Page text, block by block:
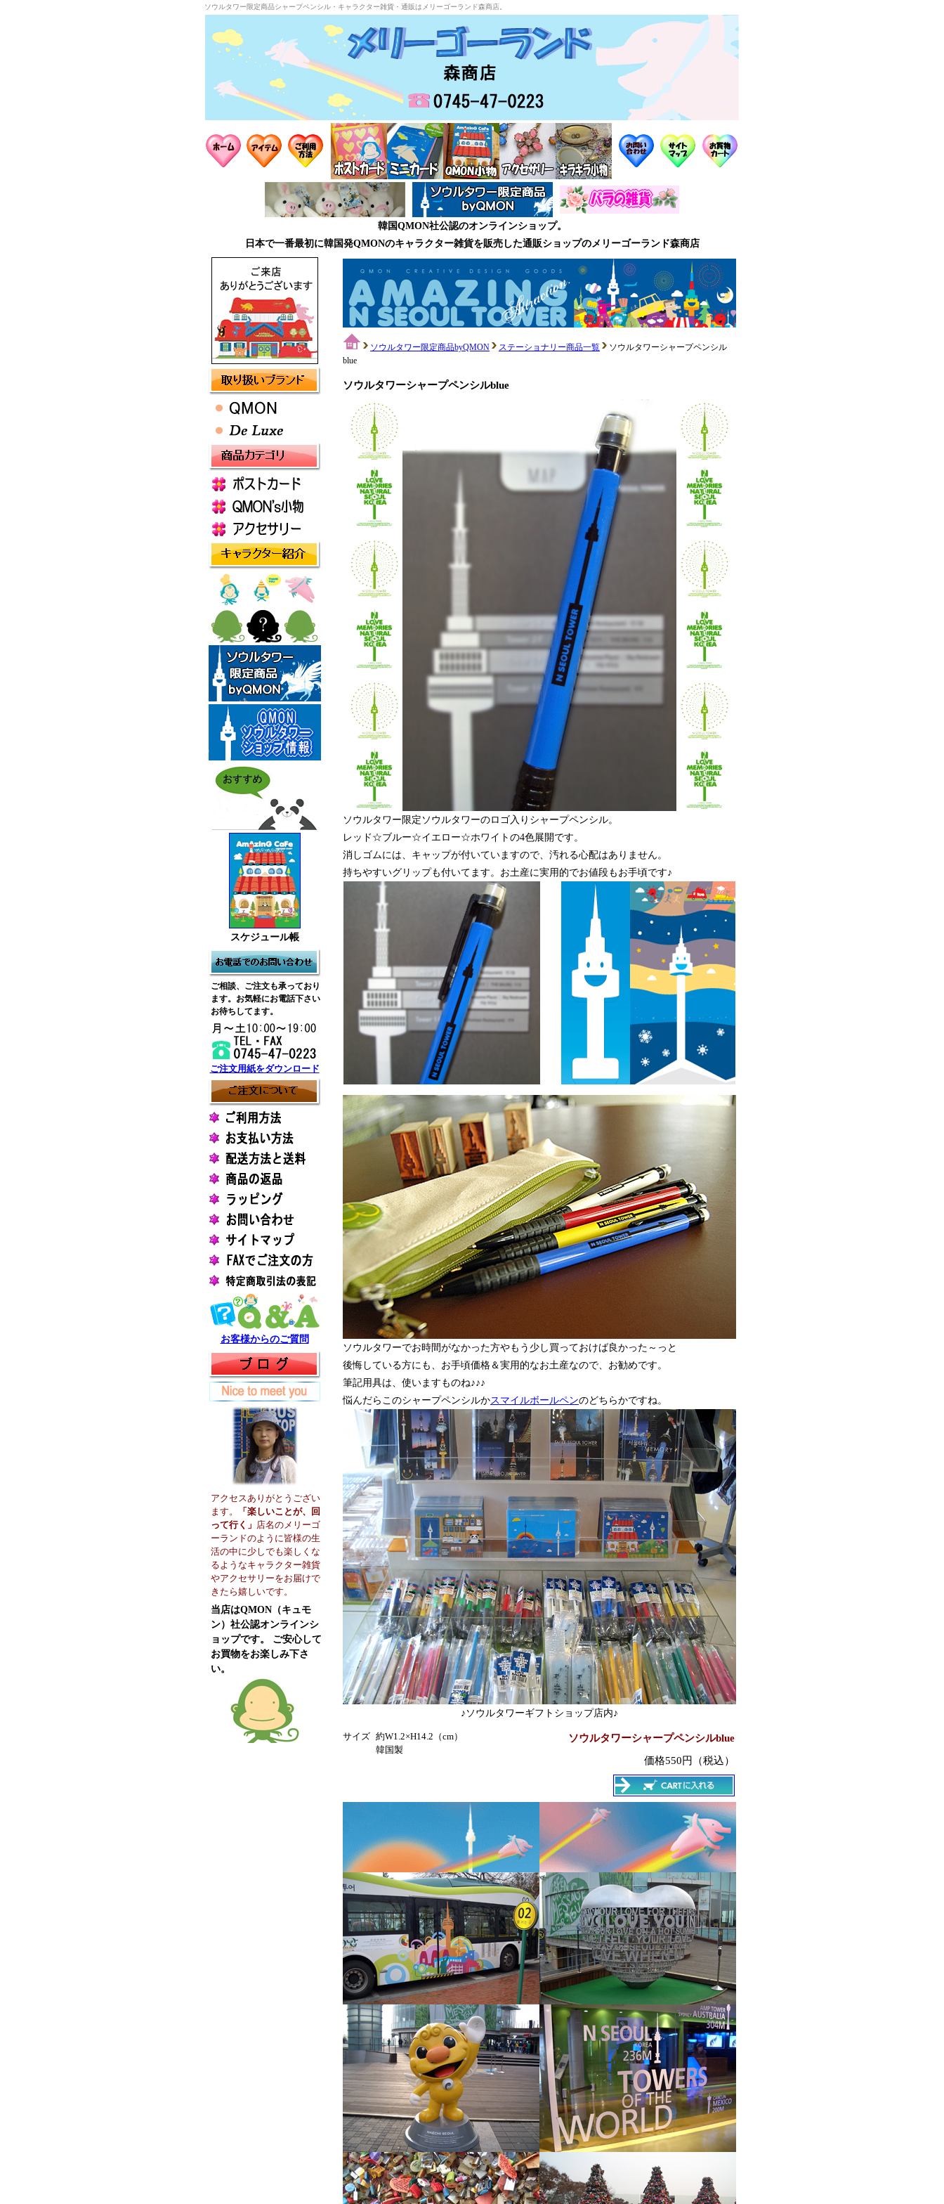
ソウルタワー限定商品シャープペンシル・キャラクター雑貨・通販はメリーゴーランド森商店。
韓国QMON社公認のオンラインショップ。
日本で一番最初に韓国発QMONのキャラクター雑貨を販売した通販ショップのメリーゴーランド森商店
スケジュール帳
ご相談、ご注文も承っており
ます。お気軽にお電話下さい
お待ちしてます。
ご注文用紙をダウンロード
お客様からのご質問
アクセスありがとうござい
ます。
「楽しいことが、回
って行く」 店名のメリーゴ
ーランドのように皆様の生
活の中に少しでも楽しくな
るようなキャラクター雑貨
やアクセサリーをお届けで
きたら嬉しいです。
当店はQMON（キュモ
ン）社公認オンラインシ
ョップです。 ご安心して
お買物をお楽しみ下さ
い。
ソウルタワー限定商品byQMON ステーショナリー商品一覧
ソウルタワーシャープペンシル
blue
ソウルタワーシャープペンシルblue
ソウルタワー限定ソウルタワーのロゴ入りシャープペンシル。
レッド☆ブルー☆イエロー☆ホワイトの4色展開です。
消しゴムには、キャップが付いていますので、汚れる心配はありません。
持ちやすいグリップも付いてます。お土産に実用的でお値段もお手頃です♪
ソウルタワーでお時間がなかった方やもう少し買っておけば良かった～っと
後悔している方にも、お手頃価格＆実用的なお土産なので、お勧めです。
筆記用具は、使いますものね♪♪♪
悩んだらこのシャープペンシルかスマイルボールペンのどちらかですね。
♪ソウルタワーギフトショップ店内♪
サイズ 約W1.2×H14.2（cm）
韓国製
ソウルタワーシャープペンシルblue
価格550円（税込）